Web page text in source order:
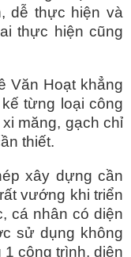
dễ thực hiện và
thực hiện cũng
Văn Hoạt khẳng
từng loại công
măng, gạch chỉ
thiết.
xây dựng cần
vướng khi triển
cá nhân có diện
sử dụng không
công trình, diện